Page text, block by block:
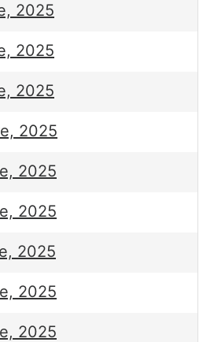
2025
2025
2025
2025
2025
2025
2025
2025
2025